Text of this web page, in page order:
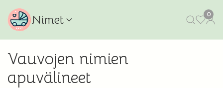
Nimet 0
Vauvojen nimien
apuvälineet